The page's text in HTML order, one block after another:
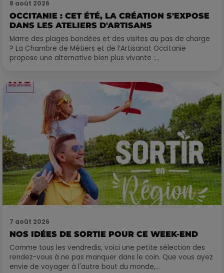
8 août 2026
OCCITANIE : CET ÉTÉ, LA CRÉATION S'EXPOSE
DANS LES ATELIERS D'ARTISANS
Marre des plages bondées et des visites au pas de charge
? La Chambre de Métiers et de l’Artisanat Occitanie
propose une alternative bien plus vivante :...
7 août 2026
NOS IDÉES DE SORTIE POUR CE WEEK-END
Comme tous les vendredis, voici une petite sélection des
rendez-vous à ne pas manquer dans le coin. Que vous ayez
envie de voyager à l'autre bout du monde,...